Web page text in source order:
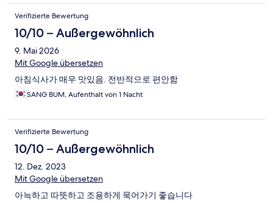
Verifizierte Bewertung
10/10 – Außergewöhnlich
9. Mai 2026
Mit Google übersetzen
아침식사가 매우 맛있음. 전반적으로 편안함
SANG BUM, Aufenthalt von 1 Nacht
Verifizierte Bewertung
10/10 – Außergewöhnlich
12. Dez. 2023
Mit Google übersetzen
아늑하고 따뜻하고 조용하게 묵어가기 좋습니다